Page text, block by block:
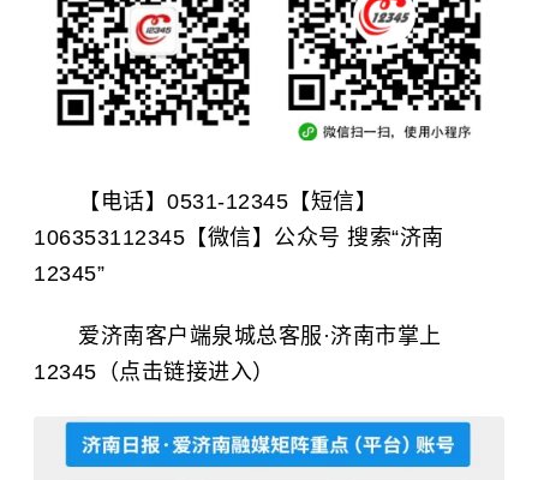
【电话】0531-12345【短信】
106353112345【微信】公众号 搜索“济南
12345”
爱济南客户端泉城总客服·济南市掌上
12345（点击链接进入）